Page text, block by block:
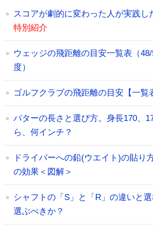
スコアが劇的に変わった人が実践し
特別紹介
ウェッジの飛距離の目安一覧表（
度）
ゴルフクラブの飛距離の目安【一覧
パターの長さと選び方。身長170、
ら、何インチ？
ドライバーへの鉛(ウエイト)の貼り
の効果＜図解＞
シャフトの「S」と「R」の違いと
選ぶべきか？